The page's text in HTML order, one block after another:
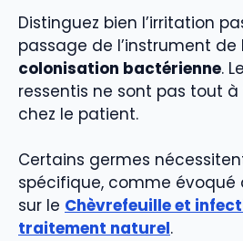
Distinguez bien l’irritation
passage de l’instrument de
colonisation bactérienne.
ressentis ne sont pas tout
chez le patient.
Certains germes
spécifique, comme évoqué
sur le Chèvrefeuille et
traitement naturel.